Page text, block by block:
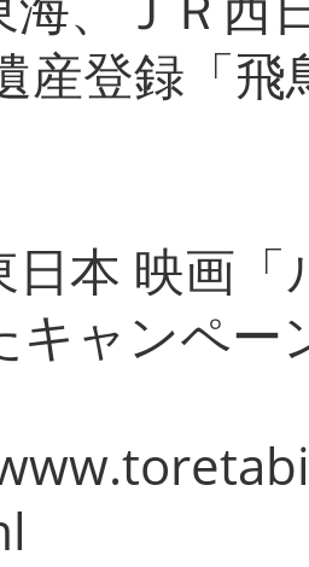
産登録「
日本 映画
キャンペー